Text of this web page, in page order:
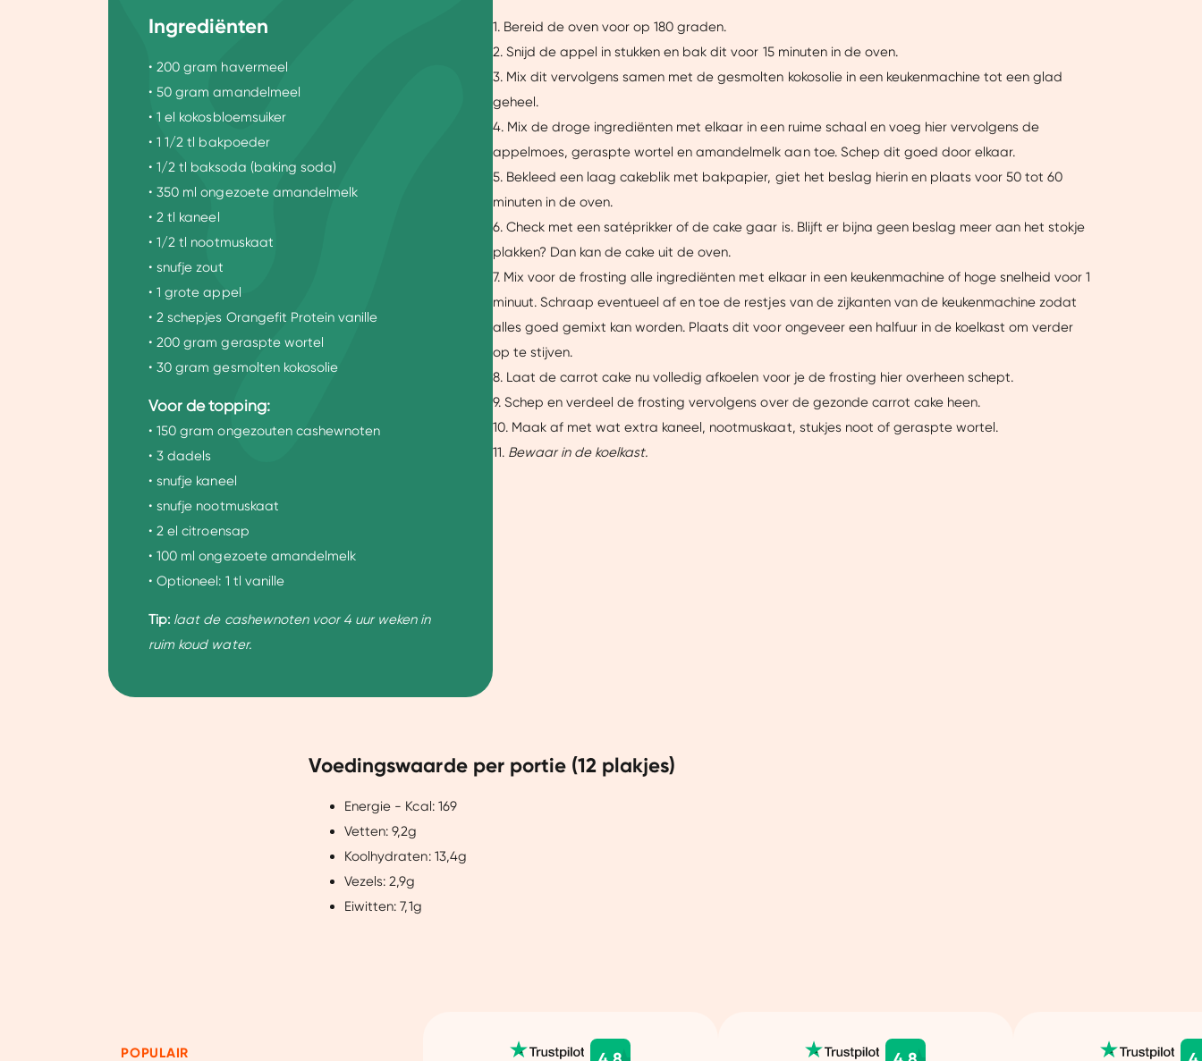
Toestemming
Wij gebruiken cookies om jouw ervaring beter te maken.
Dankzij cookies kunnen we onze website beter afstemmen op jouw voorkeuren, je relevante content laten zien en je
Ingrediënten
• 200 gram havermeel
• 50 gram amandelmeel
• 1 el kokosbloemsuiker
• 1 1/2 tl bakpoeder
• 1/2 tl baksoda (baking soda)
• 350 ml ongezoete amandelmelk
• 2 tl kaneel
• 1/2 tl nootmuskaat
• snufje zout
• 1 grote appel
• 2 schepjes Orangefit Protein vanille
• 200 gram geraspte wortel
• 30 gram gesmolten kokosolie
Voor de topping:
• 150 gram ongezouten cashewnoten
• 3 dadels
• snufje kaneel
• snufje nootmuskaat
• 2 el citroensap
• 100 ml ongezoete amandelmelk
• Optioneel: 1 tl vanille
Tip: laat de cashewnoten voor 4 uur weken in
ruim koud water.
1. Bereid de oven voor op 180 graden.
2. Snijd de appel in stukken en bak dit voor 15 minuten in de oven.
3. Mix dit vervolgens samen met de gesmolten kokosolie in een keukenmachine tot een glad
geheel.
4. Mix de droge ingrediënten met elkaar in een ruime schaal en voeg hier vervolgens de
appelmoes, geraspte wortel en amandelmelk aan toe. Schep dit goed door elkaar.
5. Bekleed een laag cakeblik met bakpapier, giet het beslag hierin en plaats voor 50 tot 60
minuten in de oven.
6. Check met een satéprikker of de cake gaar is. Blijft er bijna geen beslag meer aan het stokje
plakken? Dan kan de cake uit de oven.
7. Mix voor de frosting alle ingrediënten met elkaar in een keukenmachine of hoge snelheid voor 1
minuut. Schraap eventueel af en toe de restjes van de zijkanten van de keukenmachine zodat
alles goed gemixt kan worden. Plaats dit voor ongeveer een halfuur in de koelkast om verder
op te stijven.
8. Laat de carrot cake nu volledig afkoelen voor je de frosting hier overheen schept.
9. Schep en verdeel de frosting vervolgens over de gezonde carrot cake heen.
10. Maak af met wat extra kaneel, nootmuskaat, stukjes noot of geraspte wortel.
11. Bewaar in de koelkast.
Voedingswaarde per portie (12 plakjes)
Energie - Kcal: 169
Vetten: 9,2g
Koolhydraten: 13,4g
Vezels: 2,9g
Eiwitten: 7,1g
POPULAIR